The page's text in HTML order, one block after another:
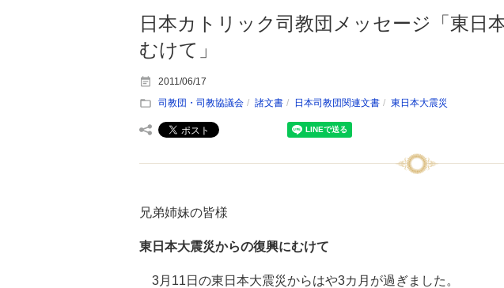
日本カトリック司教団メッセージ「東日
むけて」
2011/06/17
司教団・司教協議会
諸文書 日本司教団関連文書 東日本大震災
兄弟姉妹の皆様
東日本大震災からの復興にむけて
3月11日の東日本大震災からはや3カ月が過ぎました。